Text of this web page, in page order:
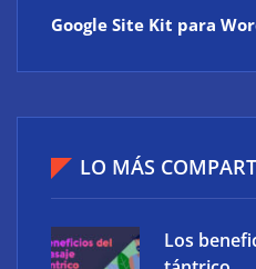
Google Site Kit para
LO MÁS
Los